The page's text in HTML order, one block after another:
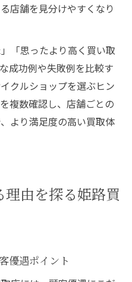
店舗を見分けやすくなり
「思ったより高く買い取
成功例や失敗例を比較す
クルショップを選ぶヒン
複数確認し、店舗ごとの
より満足度の高い買取体
由を探る姫路買
優遇ポイント